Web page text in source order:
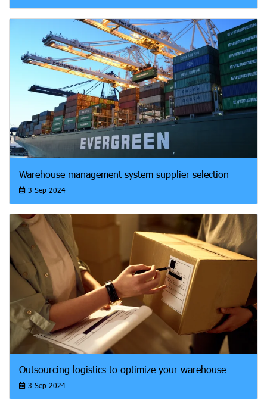
Warehouse management system supplier selection
3 Sep 2024
Outsourcing logistics to optimize your warehouse
3 Sep 2024